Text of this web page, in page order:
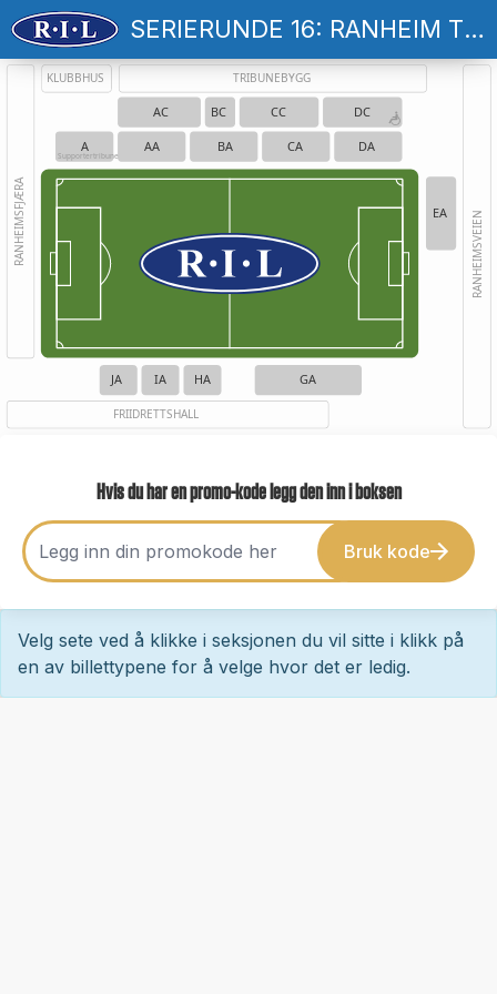
SERIERUNDE 16: RANHEIM TF - HAUGESUND
IA HA GA
JA
AC BC CC DC
AA BA CA DA
EA
A
Supportertribune
KLUBBHUS
RANHEIMSFJÆRA RANHEIMSVEIEN
FRIIDRETTSHALL
TRIBUNEBYGG
Hvis du har en promo-kode legg den inn i boksen
Bruk kode
Velg sete ved å klikke i seksjonen du vil sitte i klikk på
en av billettypene for å velge hvor det er ledig.